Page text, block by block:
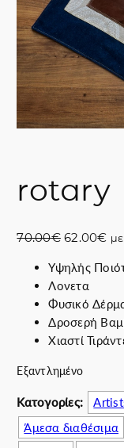
rotary
70.00€ O
i
g
i
n
a
r
i
c
62.00€Η
ρ
χ
ο
υ
τ
ι
μ
Υψηλής
Λονετα
Φυσικό
Δροσερή
Χιαστί
Εξαντλημένο
Κατογορίες:
Άμεσα διαθέσιμα